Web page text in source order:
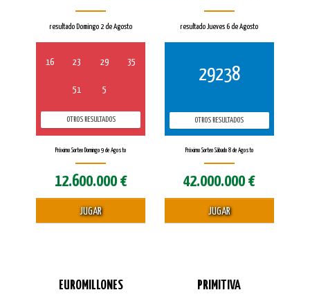
resultado Domingo 2 de Agosto
16 23 29 35
51 5
OTROS RESULTADOS
Próximo Sorteo Domingo 9 de Agosto
12.600.000 €
JUGAR
resultado Jueves 6 de Agosto
29238
OTROS RESULTADOS
Próximo Sorteo Sábado 8 de Agosto
42.000.000 €
JUGAR
EUROMILLONES PRIMITIVA